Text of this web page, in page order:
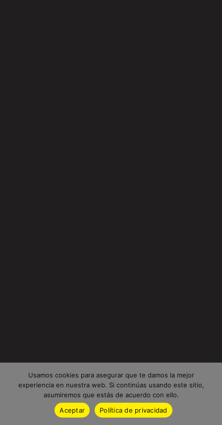
Usamos cookies para asegurar que te damos la mejor
experiencia en nuestra web. Si continúas usando este sitio,
asumiremos que estás de acuerdo con ello.
Aceptar
Política de privacidad